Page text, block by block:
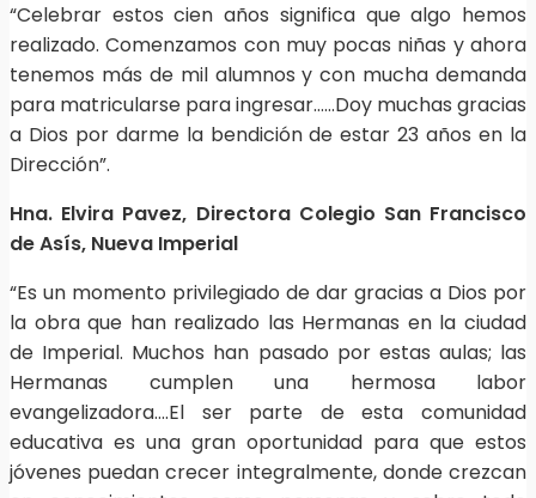
“Celebrar estos cien años significa que algo hemos
realizado. Comenzamos con muy pocas niñas y ahora
tenemos más de mil alumnos y con mucha demanda
para matricularse para ingresar……Doy muchas gracias
a Dios por darme la bendición de estar 23 años en la
Dirección”.
Hna. Elvira Pavez, Directora Colegio San Francisco
de Asís, Nueva Imperial
“Es un momento privilegiado de dar gracias a Dios por
la obra que han realizado las Hermanas en la ciudad
de Imperial. Muchos han pasado por estas aulas; las
Hermanas cumplen una hermosa labor
evangelizadora….El ser parte de esta comunidad
educativa es una gran oportunidad para que estos
jóvenes puedan crecer integralmente, donde crezcan